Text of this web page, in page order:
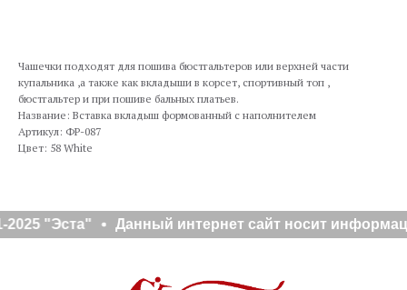
Чашечки подходят для пошива бюстгальтеров или верхней части
купальника ,а также как вкладыши в корсет, спортивный топ ,
бюстгальтер и при пошиве бальных платьев.
Название: Вставка вкладыш формованный с наполнителем
Артикул: ФР-087
Цвет: 58 White
2025 "Эста" Данный интернет сайт носит